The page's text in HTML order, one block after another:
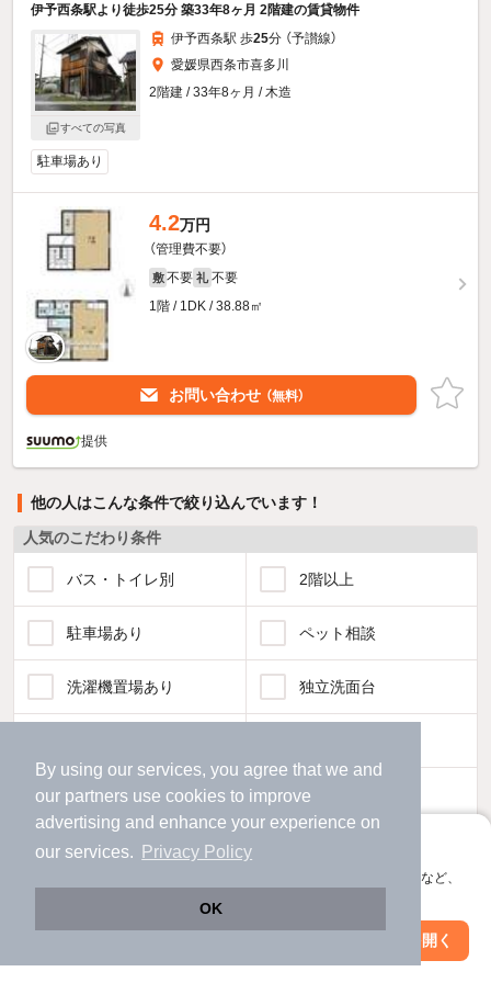
By using our services, you agree that we and
our partners use cookies to improve
advertising and enhance your experience on
our services.
Privacy Policy
OK
アプリに切り替えて、サクサクお部屋探し
会員登録なしですぐ使える。マップ検索やお気に入り保存など、
アプリを開く
伊予西条駅より徒歩25分 築33年8ヶ月 2階建の賃貸物件
すべての写真
伊予西条駅 歩25分 （予讃線）
愛媛県西条市喜多川
2階建 / 33年8ヶ月 / 木造
駐車場あり
4.2万円
（管理費不要）
敷 不要 礼 不要
1階 / 1DK / 38.88㎡
お問い合わせ （無料）
提供
他の人はこんな条件で絞り込んでいます！
人気のこだわり条件
バス・トイレ別 2階以上
駐車場あり ペット相談
洗濯機置場あり 独立洗面台
温水洗浄便座 オートロック
コンロ2口以上
絞り込み条件を変更